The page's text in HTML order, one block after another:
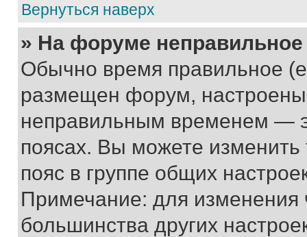
Вернуться наверх
» На форуме
Обычно время правильное
размещен форум, настроены
неправильным временем —
поясах. Вы можете изменить
пояс в группе общих
Примечание: для изменения
большинства других